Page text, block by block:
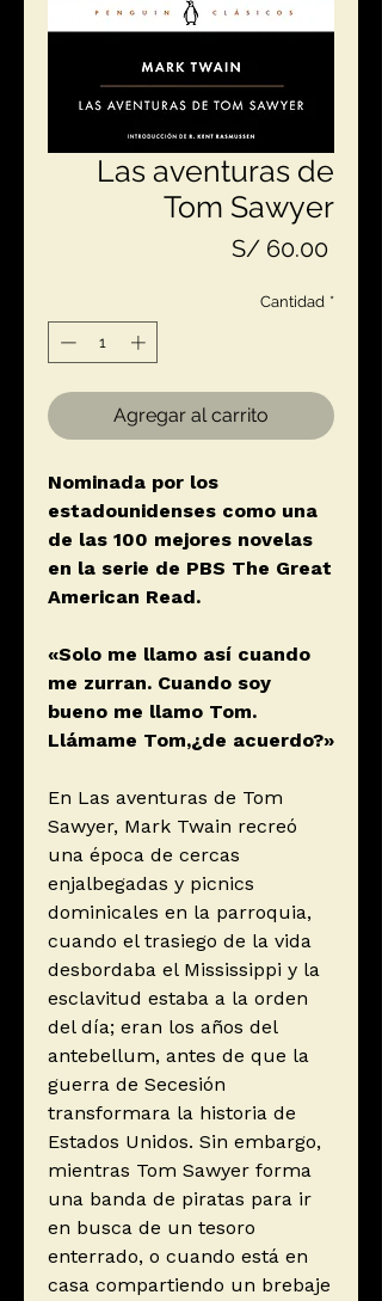
Las aventuras de
Tom Sawyer
S/ 60.00Precio
Cantidad *
Agregar al carrito
Nominada por los
estadounidenses como una
de las 100 mejores novelas
en la serie de PBS The Great
American Read.
«Solo me llamo así cuando
me zurran. Cuando soy
bueno me llamo Tom.
Llámame Tom,¿de acuerdo?»
En Las aventuras de Tom
Sawyer, Mark Twain recreó
una época de cercas
enjalbegadas y picnics
dominicales en la parroquia,
cuando el trasiego de la vida
desbordaba el Mississippi y la
esclavitud estaba a la orden
del día; eran los años del
antebellum, antes de que la
guerra de Secesión
transformara la historia de
Estados Unidos. Sin embargo,
mientras Tom Sawyer forma
una banda de piratas para ir
en busca de un tesoro
enterrado, o cuando está en
casa compartiendo un brebaje